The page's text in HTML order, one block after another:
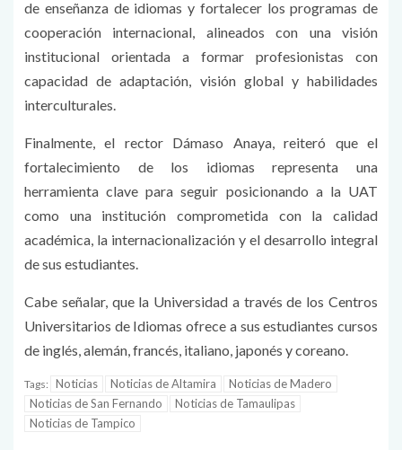
de enseñanza de idiomas y fortalecer los programas de
cooperación internacional, alineados con una visión
institucional orientada a formar profesionistas con
capacidad de adaptación, visión global y habilidades
interculturales.
Finalmente, el rector Dámaso Anaya, reiteró que el
fortalecimiento de los idiomas representa una
herramienta clave para seguir posicionando a la UAT
como una institución comprometida con la calidad
académica, la internacionalización y el desarrollo integral
de sus estudiantes.
Cabe señalar, que la Universidad a través de los Centros
Universitarios de Idiomas ofrece a sus estudiantes cursos
de inglés, alemán, francés, italiano, japonés y coreano.
Tags: Noticias Noticias de Altamira
Noticias de Madero
Noticias de San Fernando
Noticias de Tamaulipas
Noticias de Tampico